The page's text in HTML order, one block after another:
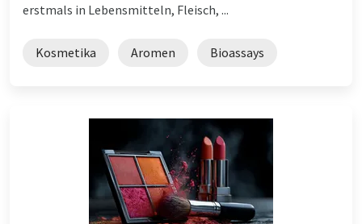
erstmals in Lebensmitteln, Fleisch, ...
Kosmetika Aromen Bioassays